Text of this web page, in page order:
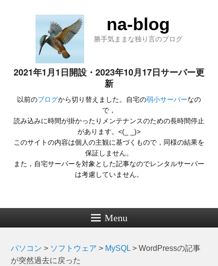
na-blog
勝手気ままな独り言のブログ
2021年1月1日開設・2023年10月17日サーバー更
新
以前のブログから切り替えました。自宅の弱小サーバーなの
で，
読み込みに時間が掛かったりメンテナンスのための長時間停止
があります。<(_ _)>
このサイトの内容は個人の主観に基づくもので，同様の結果を
保証しません。
また，自宅サーバーを対象とした記事なのでレンタルサーバー
は考慮していません。
Menu
パソコン > ソフトウェア > MySQL >WordPressの記事
が突然過去に戻った